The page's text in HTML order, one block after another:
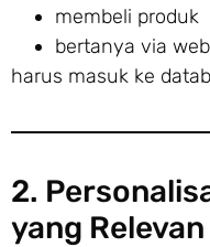
membeli produk
bertanya via
harus masuk ke
2.
yang Relevan